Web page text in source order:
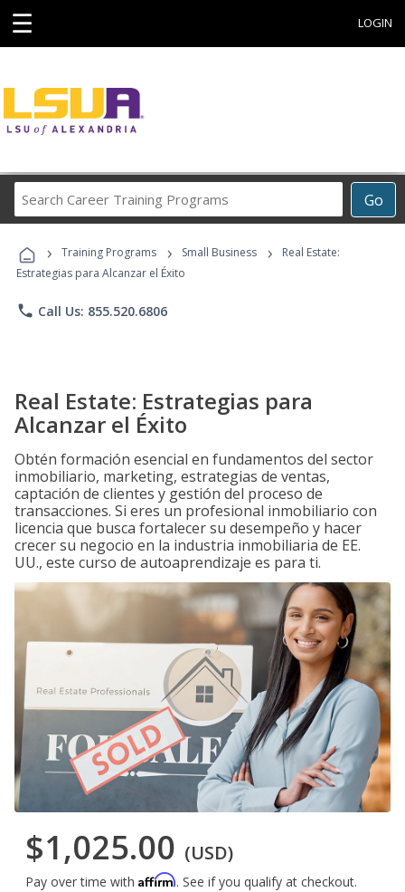
☰ LOGIN
Go
Career
Programs
› Training Programs › Small Business ›
Real Estate:
Estrategias para Alcanzar el Éxito
phone Call Us: 855.520.6806
Real Estate: Estrategias para
Alcanzar el Éxito
Obtén formación esencial en fundamentos del sector
inmobiliario, marketing, estrategias de ventas,
captación de clientes y gestión del proceso de
transacciones. Si eres un profesional inmobiliario con
licencia que busca fortalecer su desempeño y hacer
crecer su negocio en la industria inmobiliaria de EE.
UU., este curso de autoaprendizaje es para ti.
$1,025.00 (USD)
Pay over time with Affirm. See if you qualify at checkout.